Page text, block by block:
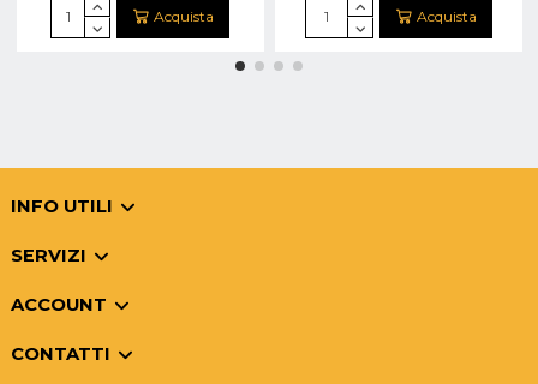
Acquista Acquista
INFO UTILI
SERVIZI
ACCOUNT
CONTATTI